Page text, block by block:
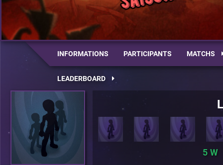
INFORMATIONS PARTICIPANTS MATCHS
LEADERBOARD
5